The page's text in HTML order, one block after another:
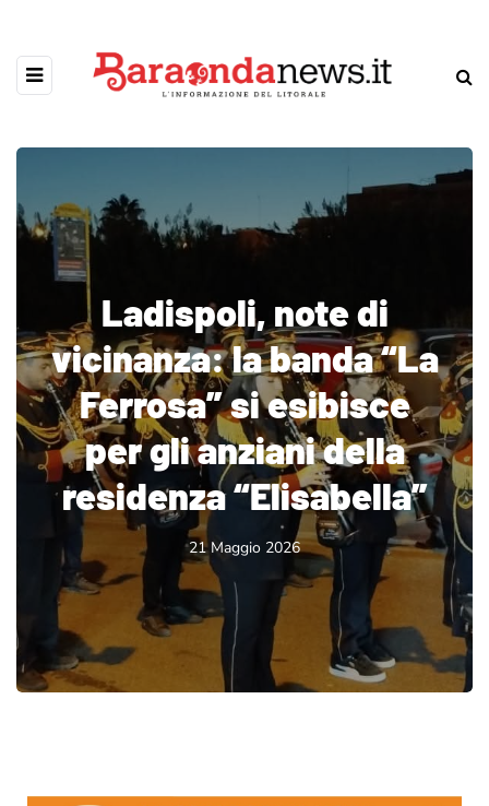
Ladispoli, note di
vicinanza: la banda “La
Ferrosa” si esibisce
per gli anziani della
residenza “Elisabella”
21 Maggio 2026